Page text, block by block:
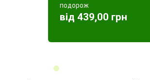
подорож
від 439,00 грн